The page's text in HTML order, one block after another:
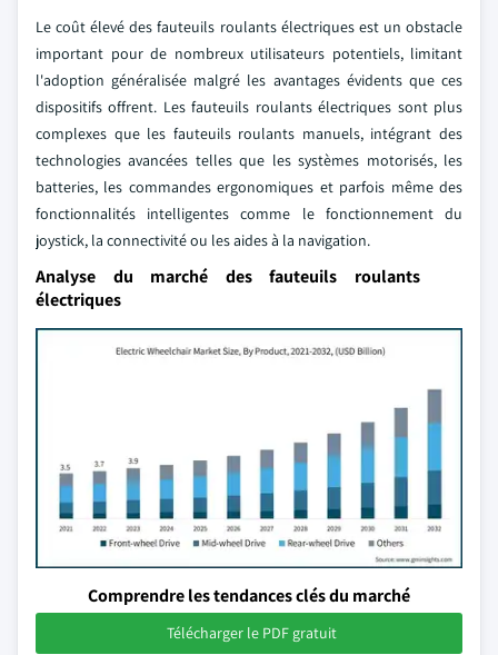
Le coût élevé des fauteuils roulants électriques est un obstacle
important pour de nombreux utilisateurs potentiels, limitant
l'adoption généralisée malgré les avantages évidents que ces
dispositifs offrent. Les fauteuils roulants électriques sont plus
complexes que les fauteuils roulants manuels, intégrant des
technologies avancées telles que les systèmes motorisés, les
batteries, les commandes ergonomiques et parfois même des
fonctionnalités intelligentes comme le fonctionnement du
joystick, la connectivité ou les aides à la navigation.
Analyse du marché des fauteuils roulants
électriques
Comprendre les tendances clés du marché
Télécharger le PDF gratuit